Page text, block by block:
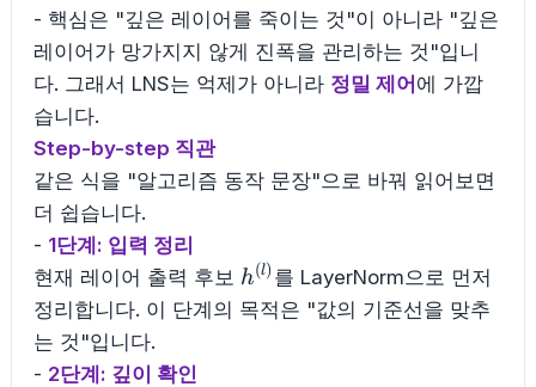
- 핵심은 "깊은 레이어를 죽이는 것"이 아니라 "깊은
레이어가 망가지지 않게 진폭을 관리하는 것"입니
다. 그래서 LNS는 억제가 아니라 정밀 제어에 가깝
습니다.
Step-by-step 직관
같은 식을 "알고리즘 동작 문장"으로 바꿔 읽어보면
더 쉽습니다.
- 1단계: 입력 정리
현재 레이어 출력 후보 h^{(l)}
h(l) 를 LayerNorm으로 먼저
정리합니다. 이 단계의 목적은 "값의 기준선을 맞추
는 것"입니다.
- 2단계: 깊이 확인